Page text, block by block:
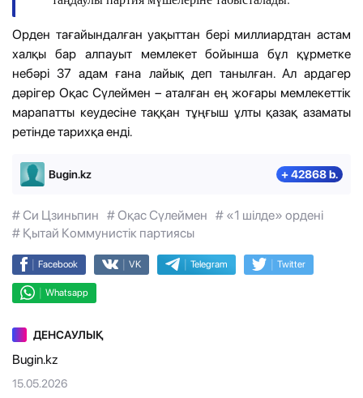
Орден тағайындалған уақыттан бері миллиардтан астам
халқы бар алпауыт мемлекет бойынша бұл құрметке
небәрі 37 адам ғана лайық деп танылған. Ал ардагер
дәрігер Оқас Сүлеймен – аталған ең жоғары мемлекеттік
марапатты кеудесіне таққан тұңғыш ұлты қазақ азаматы
ретінде тарихқа енді.
Bugin.kz + 42868 b.
# Си Цзиньпин # Оқас Сүлеймен # «1 шілде» ордені
# Қытай Коммунистік партиясы
| Facebook | VK | Telegram | Twitter
| Whatsapp
ДЕНСАУЛЫҚ
Bugin.kz
15.05.2026